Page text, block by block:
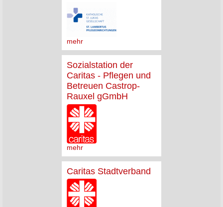
mehr
Sozialstation der
Caritas - Pflegen und
Betreuen Castrop-
Rauxel gGmbH
mehr
Caritas Stadtverband